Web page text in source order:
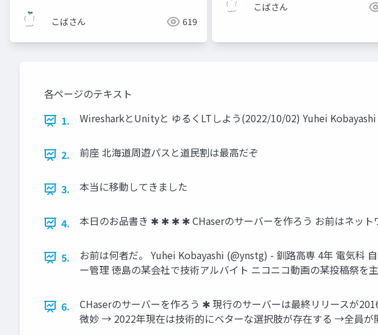
こばさん 619
こばさん
各ページのテキスト
1.
WiresharkとUnityと ゆるくLTしよう(2022/10/02) Yuhei
2. 前座 北海道周遊パスと道民割は最高だぞ
3. 本当に移動してきました
4. 本日のお品書き ✱ ✱ ✱ ✱ CHaserのサーバーを作ろう お前はネッ
5.
お前は何者だ。 Yuhei Kobayashi (@ynstg) - 釧路高専 4年 電気科
ー管理 徳島の某会社で技術アルバイト ニコニコ動画の某投稿祭
6.
CHaserのサーバーを作ろう ✱ 現行のサーバーは最終リリースが
微妙 → 2022年現在は技術的にベターな選択肢が存在する →全員